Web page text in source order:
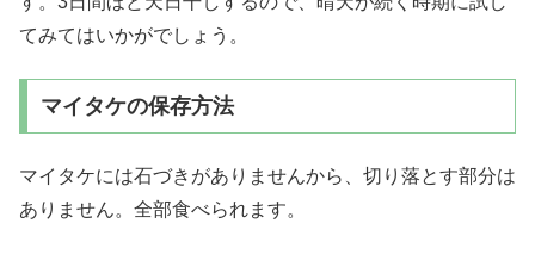
てみてはいかがでしょう。
マイタケの保存方法
マイタケには石づきがありませんから、切り落とす部分は
ありません。全部食べられます。